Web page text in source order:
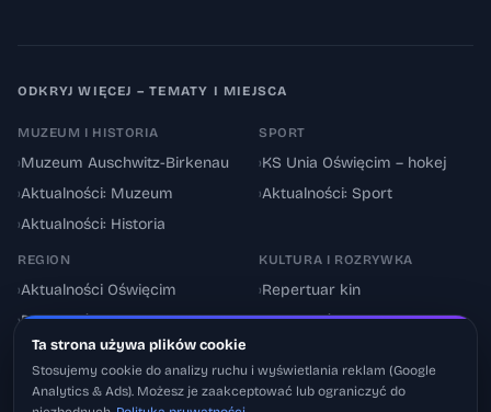
ODKRYJ WIĘCEJ – TEMATY I MIEJSCA
MUZEUM I HISTORIA
›Muzeum Auschwitz-Birkenau
›Aktualności: Muzeum
›Aktualności: Historia
SPORT
›KS Unia Oświęcim – hokej
›Aktualności: Sport
REGION
›Aktualności Oświęcim
›Powiat oświęcimski
Utrudnienia drogowe
KULTURA I ROZRYWKA
›Repertuar kin
›Aktualności: Kultura
Ta strona używa plików cookie
Stosujemy cookie do analizy ruchu i wyświetlania reklam (Google
Analytics & Ads). Możesz je zaakceptować lub ograniczyć do